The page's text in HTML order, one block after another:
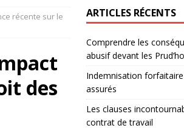
avant de
récente sur le
des
ARTICLES RÉCENTS
Comprendre les
abusif devant les
Indemnisation
assurés
Les clauses
contrat de travail